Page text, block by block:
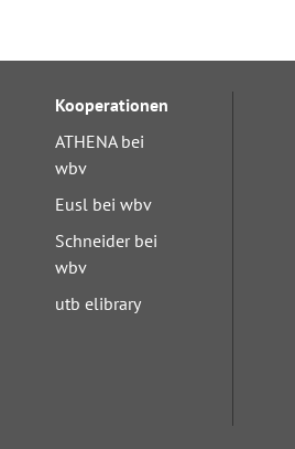
Kooperationen
ATHENA bei
wbv
Eusl bei wbv
Schneider bei
wbv
utb elibrary